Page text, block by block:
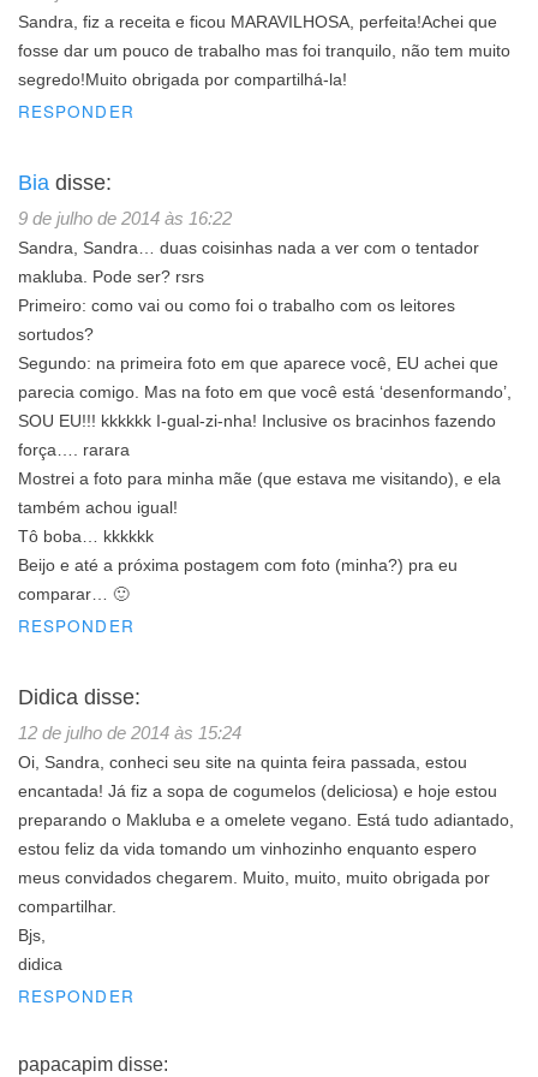
Sandra, fiz a receita e ficou MARAVILHOSA, perfeita!Achei que
fosse dar um pouco de trabalho mas foi tranquilo, não tem muito
segredo!Muito obrigada por compartilhá-la!
RESPONDER
Bia disse:
9 de julho de 2014 às 16:22
Sandra, Sandra… duas coisinhas nada a ver com o tentador
makluba. Pode ser? rsrs
Primeiro: como vai ou como foi o trabalho com os leitores
sortudos?
Segundo: na primeira foto em que aparece você, EU achei que
parecia comigo. Mas na foto em que você está ‘desenformando’,
SOU EU!!! kkkkkk I-gual-zi-nha! Inclusive os bracinhos fazendo
força…. rarara
Mostrei a foto para minha mãe (que estava me visitando), e ela
também achou igual!
Tô boba… kkkkkk
Beijo e até a próxima postagem com foto (minha?) pra eu
comparar… 🙂
RESPONDER
Didica disse:
12 de julho de 2014 às 15:24
Oi, Sandra, conheci seu site na quinta feira passada, estou
encantada! Já fiz a sopa de cogumelos (deliciosa) e hoje estou
preparando o Makluba e a omelete vegano. Está tudo adiantado,
estou feliz da vida tomando um vinhozinho enquanto espero
meus convidados chegarem. Muito, muito, muito obrigada por
compartilhar.
Bjs,
didica
RESPONDER
papacapim disse: